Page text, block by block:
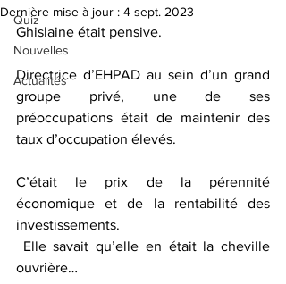
Quiz
Nouvelles
Actualités
Dernière mise à jour : 4 sept. 2023
Ghislaine était pensive.
Directrice d’EHPAD au sein d’un grand
groupe privé, une de ses
préoccupations était de maintenir des
taux d’occupation élevés.
C’était le prix de la pérennité
économique et de la rentabilité des
investissements.
ouvrière…